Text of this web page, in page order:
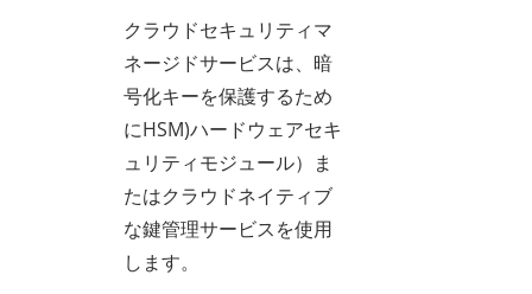
クラウドセキュリティマ
ネージドサービスは、暗
号化キーを保護するため
にHSM)ハードウェアセキ
ュリティモジュール）ま
たはクラウドネイティブ
な鍵管理サービスを使用
します。